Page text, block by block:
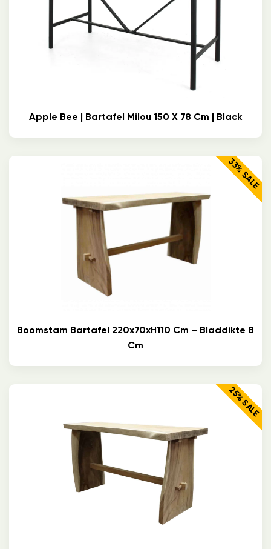
Apple Bee | Bartafel Milou 150 X 78 Cm | Black
33% SALE
Boomstam Bartafel 220x70xH110 Cm – Bladdikte 8
Cm
25% SALE